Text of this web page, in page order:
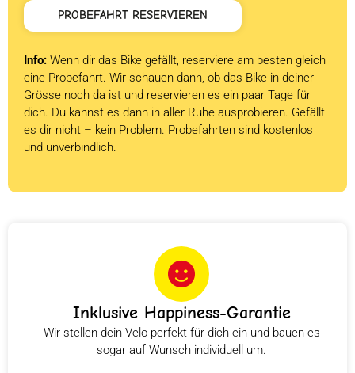
PROBEFAHRT RESERVIEREN
Info: Wenn dir das Bike gefällt, reserviere am besten gleich
eine Probefahrt. Wir schauen dann, ob das Bike in deiner
Grösse noch da ist und reservieren es ein paar Tage für
dich. Du kannst es dann in aller Ruhe ausprobieren. Gefällt
es dir nicht – kein Problem. Probefahrten sind kostenlos
und unverbindlich.
Inklusive Happiness-Garantie
Wir stellen dein Velo perfekt für dich ein und bauen es
sogar auf Wunsch individuell um.